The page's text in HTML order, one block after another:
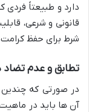
دارد و طبیعتاً
قانونی و شرعی،
شرط برای حفظ
تطابق و عدم تضاد
در صورتی که چندین
آن ها باید در